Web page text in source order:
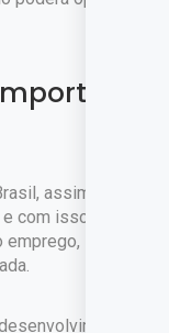
assim como a
com isso, as
serviços
foi